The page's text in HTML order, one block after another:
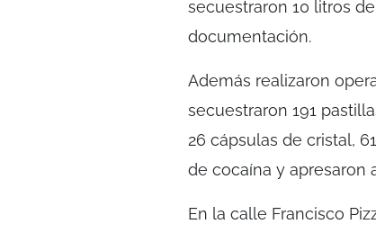
secuestraron 10 litros
documentación.
Además realizaron
secuestraron 191
26 cápsulas de cristal,
de cocaína y apresaron
En la calle Francisco